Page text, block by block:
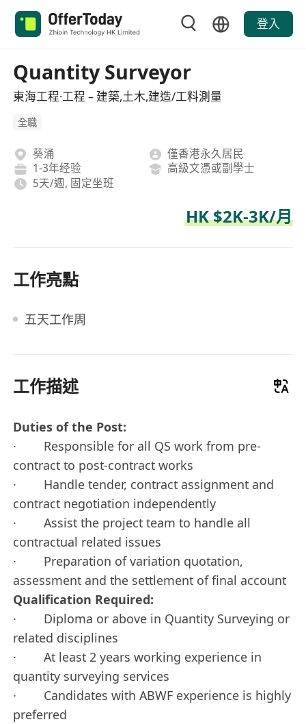
登入
Quantity Surveyor
東海工程·工程 – 建築,土木,建造/工料測量
全職
葵涌
僅香港永久居民
1-3年经验
高級文憑或副學士
5天/週, 固定坐班
HK $2K-3K/月
工作亮點
五天工作周
工作描述
Duties of the Post:
· Responsible for all QS work from pre-
contract to post-contract works
· Handle tender, contract assignment and
contract negotiation independently
· Assist the project team to handle all
contractual related issues
· Preparation of variation quotation,
assessment and the settlement of final account
Qualification Required:
· Diploma or above in Quantity Surveying or
related disciplines
· At least 2 years working experience in
quantity surveying services
· Candidates with ABWF experience is highly
preferred